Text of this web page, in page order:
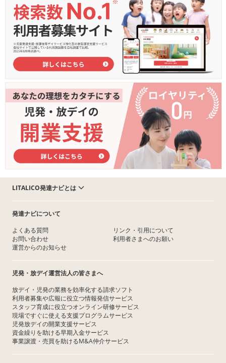
LITALICO発達ナビとは
発達ナビについて
よくある質問
お問い合わせ
運営からのお知らせ
リンク・引用について
利用者さまへのお願い
児発・放デイ運営法人の皆さまへ
放デイ・児発の業務を効率化する請求ソフト
利用者募集や広報に役立つ情報発信サービス
スタッフ育成に役立つオンライン研修サービス
現場ですぐに使える支援プログラムサービス
児発放デイの開業支援サービス
資金繰りを助ける早期入金サービス
事業譲渡・売買を助けるM&A仲介サービス